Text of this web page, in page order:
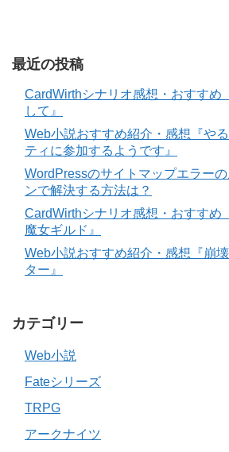
最近の投稿
CardWirthシナリオ感想・おすすめ
して』
Web小説おすすめ紹介・感想『や
ティに参加するようです』
WordPressのサイトマップエラー
ンで解決する方法は？
CardWirthシナリオ感想・おすすめ
魔女ギルド』
Web小説おすすめ紹介・感想『崩
ター』
カテゴリー
Web小説
Fateシリーズ
TRPG
アークナイツ